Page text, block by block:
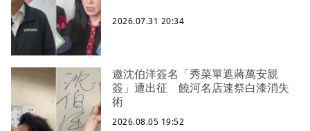
2026.07.31 20:34
邀沈伯洋簽名「秀菜單遮蔣萬安親
簽」遭出征 饒河名店速祭白漆消失
術
2026.08.05 19:52